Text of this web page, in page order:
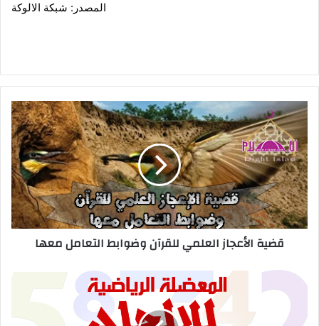
المصدر: شبكة الالوكة
قضية الأعجاز العلمي للقرآن وضوابط التعامل معها